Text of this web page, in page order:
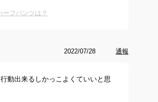
ーフパンツは？
2022/07/28 通報
動出来るしかっこよくていいと思